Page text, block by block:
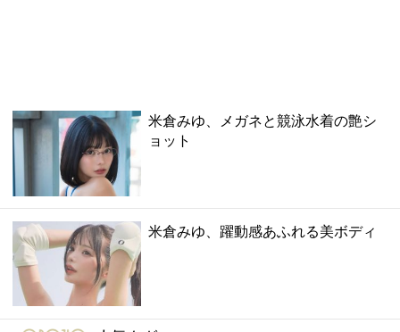
米倉みゆ、メガネと競泳水着の艶シ
ョット
米倉みゆ、躍動感あふれる美ボディ